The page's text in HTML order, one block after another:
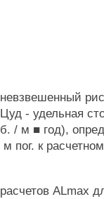
- удельная
/ м ■ год),
пог. к
ALmax